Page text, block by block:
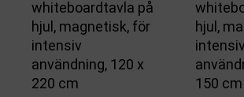
whiteboardtavla på
hjul, magnetisk, för
intensiv
användning, 120 x
220 cm
hjul,
intensiv
150 cm